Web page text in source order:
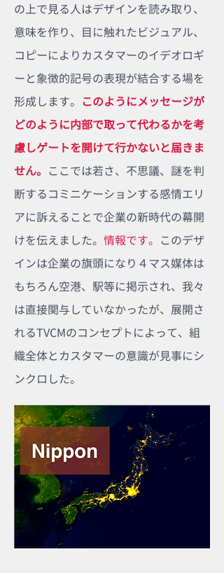
の上で見る人はデザインを読み取り、
意味を作り、目に触れたビジュアル、
コピーによりカスタマーのイデオロギ
ーと象徴的記号の表現が結合する場を
形成します。 このようにメッセージが
どのように内部で取って代わるかを考
慮しゲートを開けて行かないと届きま
せん。 ここでは若さ、不思議、謎を判
断するコミニケーションする感情エリ
アに訴えることで企業の新時代の幕開
けを伝えました。​ 情報です。 このデザ
インは企業の旗頭になり４マス媒体は
もちろん空港、駅等に掲示され、​我々
は直接関与していなかったが、展開さ
れるTVCMのコンセプトによって、組
織全体とカスタマーの意識が見事にシ
ンクロした。